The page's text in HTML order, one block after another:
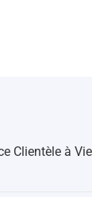
Clientèle à Vie